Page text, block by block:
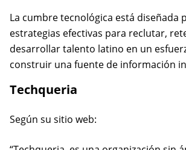
La cumbre tecnológica está diseñada
estrategias efectivas para reclutar,
desarrollar talento latino en un
construir una fuente de información
Techqueria
Según su sitio web: